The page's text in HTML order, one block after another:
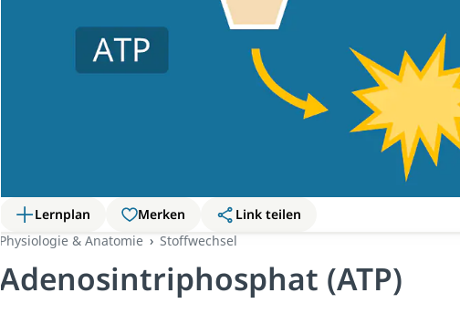
Lernplan Merken
Link teilen
Physiologie & Anatomie
Stoffwechsel
Adenosintriphosphat (ATP)